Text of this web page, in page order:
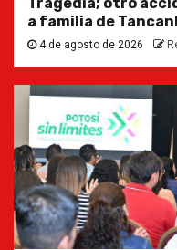
a familia de
4 de agosto de 2026